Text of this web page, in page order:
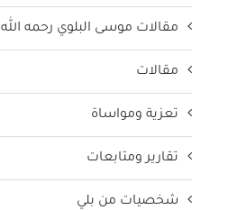
مقالات موسى البلوي رحمه الله
مقالات
تعزية ومواساة
تقارير ومتابعات
شخصيات من بلي